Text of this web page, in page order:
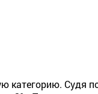
категорию. Судя